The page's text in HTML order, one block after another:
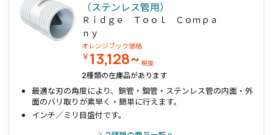
（ステンレス管用）
Ｒｉｄｇｅ Ｔｏｏｌ Ｃｏｍｐａ
ｎｙ
オレンジブック価格
￥13,128~ 税抜
2種類の在庫品があります
最適な刃の角度により、銅管・鋼管・ステンレス管の内面・外
面のバリ取りが素早く・簡単に行えます。
インチ／ミリ目盛付です。